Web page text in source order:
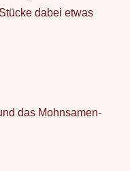
dabei etwas
das Mohnsamen-